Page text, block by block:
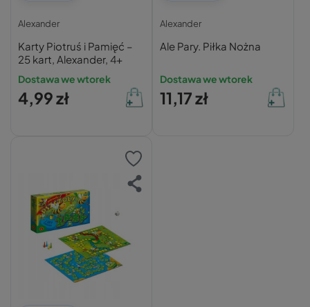
Alexander
Karty Piotruś i Pamięć –
25 kart, Alexander, 4+
Dostawa we wtorek
4,99 zł
Alexander
Ale Pary. Piłka Nożna
Dostawa we wtorek
11,17 zł